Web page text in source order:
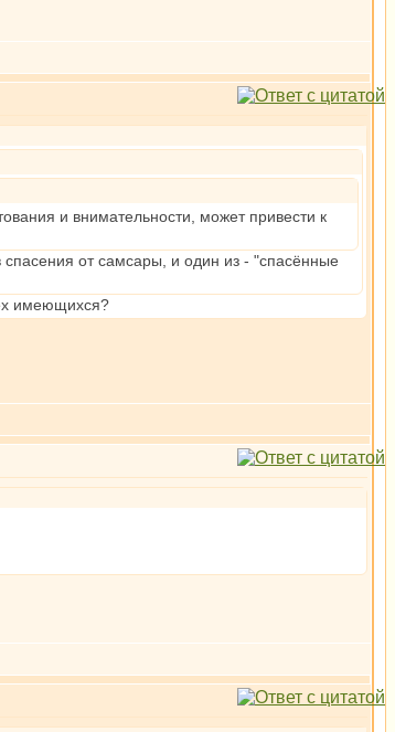
и внимательности, может привести к
спасения от самсары, и один из - "спасённые
имеющихся?